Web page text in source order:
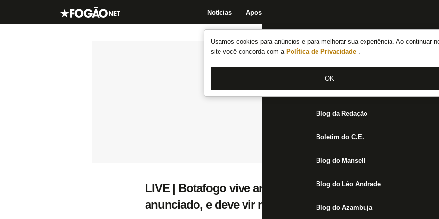
Usamos cookies para anúncios e para melhorar sua experiência. Ao continuar
site você concorda com a Política de Privacidade .
OK
Notícias Apostas
Notícias do Botafogo
Fórum
Jogos
Blog da Redação
Boletim do C.E.
Blog do Mansell
Blog do Léo Andrade
Blog do Azambuja
LIVE | Botafogo vive aniversário agitado; Gabriel Pires é
anunciado, e deve vir mais